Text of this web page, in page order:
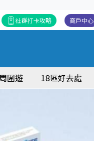
商戶中心
社群打卡攻略
圍遊 18區好去處